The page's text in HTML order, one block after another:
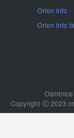
Orion info
Orion info
Copyright Ⓒ 2023